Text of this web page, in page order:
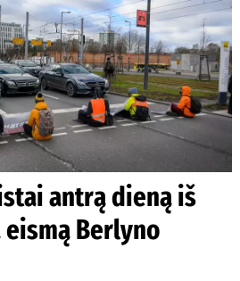
antrą dieną iš
Berlyno